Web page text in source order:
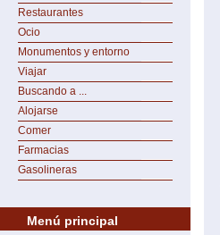
Restaurantes
Ocio
Monumentos y entorno
Viajar
Buscando a ...
Alojarse
Comer
Farmacias
Gasolineras
Menú principal